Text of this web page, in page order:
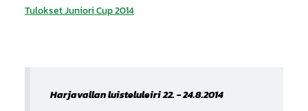
Tulokset Juniori Cup 2014
Harjavallan luisteluleiri 22. - 24.8.2014